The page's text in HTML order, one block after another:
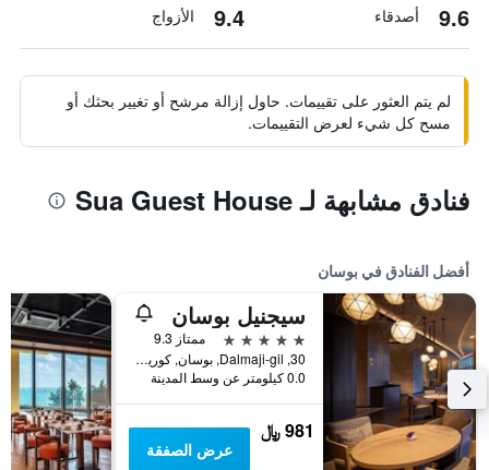
9.6 أصدقاء 9.4 الأزواج
لم يتم العثور على تقييمات. حاول إزالة مرشح أو تغيير بحثك أو
مسح كل شيء لعرض التقييمات.
فنادق مشابهة لـ Sua Guest House
أفضل الفنادق في بوسان
سيجنيل بوسان
5 نجوم
ممتاز 9.3
30, Dalmaji-gil, بوسان, كوريا الجنوبية
0.0 كيلومتر عن وسط المدينة
981 ﷼
عرض الصفقة